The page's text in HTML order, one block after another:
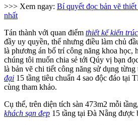
>>> Xem ngay: Bí quyết đọc bản vẽ
nhất
Tán thành với quan điểm thiết kế kiến
đầy uy quyền, thế nhưng điều làm chủ
là phương án bố trí công năng khoa học,
chúng tôi muốn chia sẻ tới Qúy vị bạn
là bản vẽ chi tiết công năng sử dụng từng
đại 15 tầng tiêu chuẩn 4 sao độc đáo tại
cùng tham khảo.
Cụ thể, trên diện tích sàn 473m2 mỗi
khách sạn đẹp 15 tầng tại Đà Nẵng được